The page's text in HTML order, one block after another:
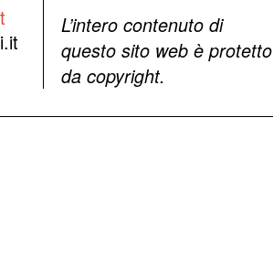
L’intero contenuto di
questo sito web è protetto
da copyright.